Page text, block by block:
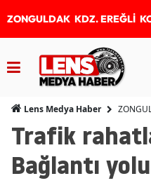
ZONGULDAK KDZ. EREĞLİ
Lens Medya Haber
Trafik
Bağlantı